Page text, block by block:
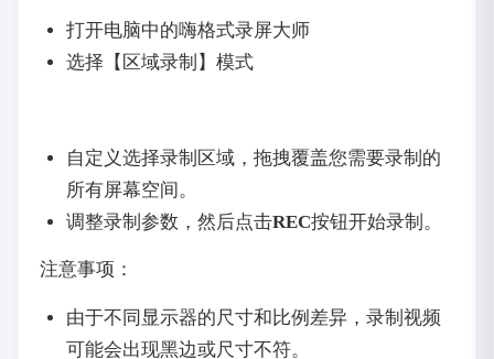
打开电脑中的嗨格式录屏大师
选择【区域录制】模式
自定义选择录制区域，拖拽覆盖您需要录制的
所有屏幕空间。
调整录制参数，然后点击REC按钮开始录制。
注意事项：
由于不同显示器的尺寸和比例差异，录制视频
可能会出现黑边或尺寸不符。